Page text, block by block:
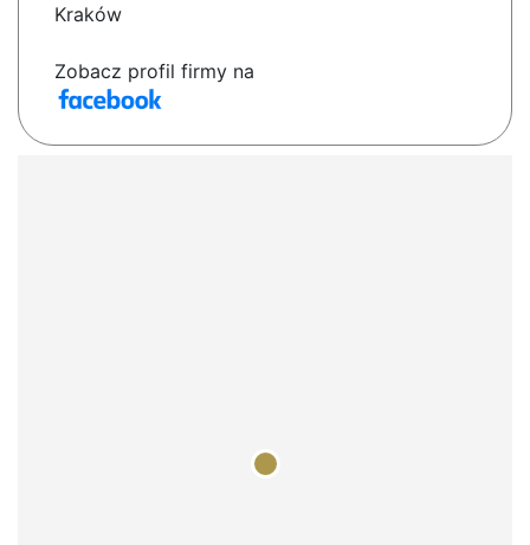
Kraków
Zobacz profil firmy na